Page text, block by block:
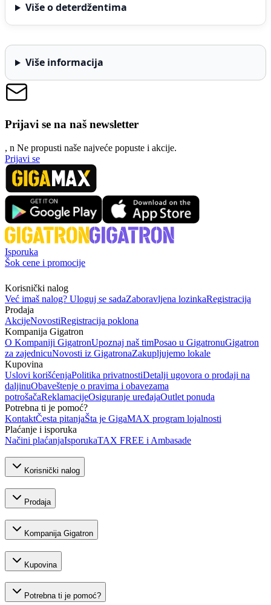
Više o deterdžentima
Više informacija
Prijavi se na naš newsletter
, n Ne propusti naše najveće popuste i akcije.
Prijavi se
Isporuka
Šok cene i promocije
Korisnički nalog
Već imaš nalog? Uloguj se sadaZaboravljena lozinkaRegistracija
Prodaja
AkcijeNovostiRegistracija poklona
Kompanija Gigatron
O Kompaniji GigatronUpoznaj naš timPosao u GigatronuGigatron
za zajednicuNovosti iz GigatronaZakupljujemo lokale
Kupovina
Uslovi korišćenjaPolitika privatnostiDetalji ugovora o prodaji na
daljinuObaveštenje o pravima i obavezama
potrošačaReklamacijeOsiguranje uređajaOutlet ponuda
Potrebna ti je pomoć?
KontaktČesta pitanjaŠta je GigaMAX program lojalnosti
Plaćanje i isporuka
Načini plaćanjaIsporukaTAX FREE i Ambasade
Korisnički nalog
Prodaja
Kompanija Gigatron
Kupovina
Potrebna ti je pomoć?